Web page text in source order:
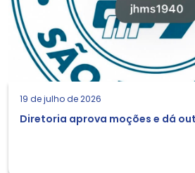
19 de julho de 2026
Diretoria aprova moções e dá